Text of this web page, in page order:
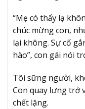
“Mẹ có thấy lạ
chúc mừng con,
lại không. Sự cố
hào”, con gái nói
Tôi sững người,
Con quay lưng trở
chết lặng.